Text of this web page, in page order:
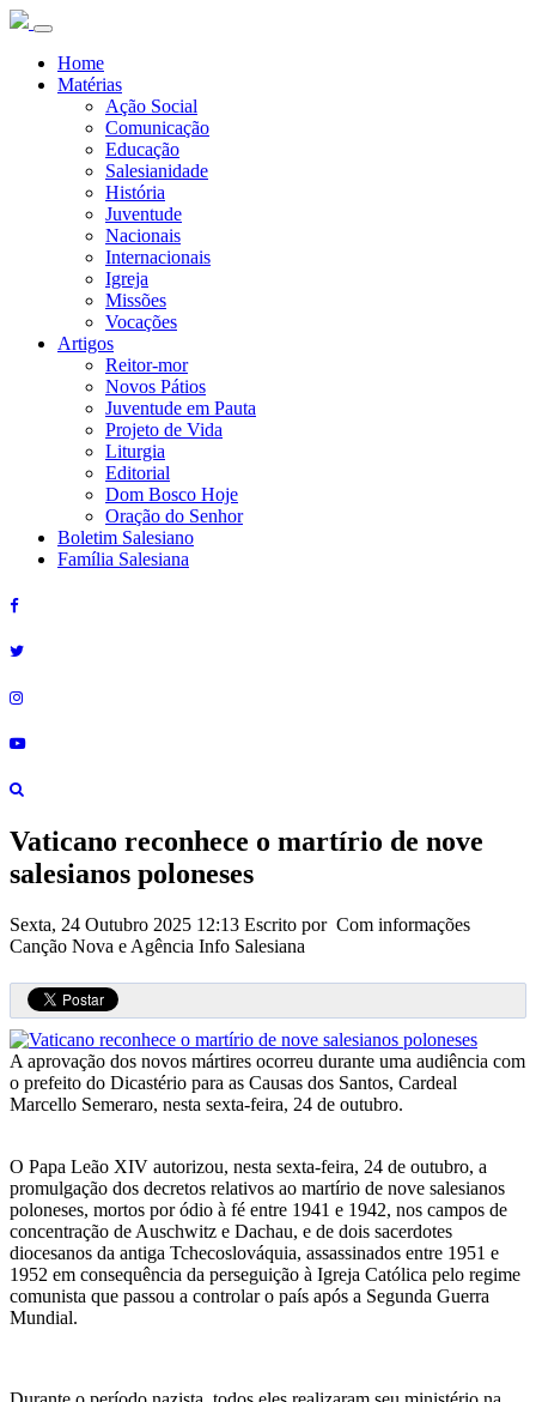
Home
Matérias
Ação Social
Comunicação
Educação
Salesianidade
História
Juventude
Nacionais
Internacionais
Igreja
Missões
Vocações
Artigos
Reitor-mor
Novos Pátios
Juventude em Pauta
Projeto de Vida
Liturgia
Editorial
Dom Bosco Hoje
Oração do Senhor
Boletim Salesiano
Família Salesiana
Vaticano reconhece o martírio de nove
salesianos poloneses
Sexta, 24 Outubro 2025 12:13 Escrito por Com informações
Canção Nova e Agência Info Salesiana
A aprovação dos novos mártires ocorreu durante uma audiência com
o prefeito do Dicastério para as Causas dos Santos, Cardeal
Marcello Semeraro, nesta sexta-feira, 24 de outubro.
O Papa Leão XIV autorizou, nesta sexta-feira, 24 de outubro, a
promulgação dos decretos relativos ao martírio de nove salesianos
poloneses, mortos por ódio à fé entre 1941 e 1942, nos campos de
concentração de Auschwitz e Dachau, e de dois sacerdotes
diocesanos da antiga Tchecoslováquia, assassinados entre 1951 e
1952 em consequência da perseguição à Igreja Católica pelo regime
comunista que passou a controlar o país após a Segunda Guerra
Mundial.